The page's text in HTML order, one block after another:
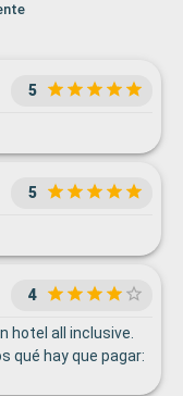
5
5
4
hotel all inclusive.
qué hay que pagar: